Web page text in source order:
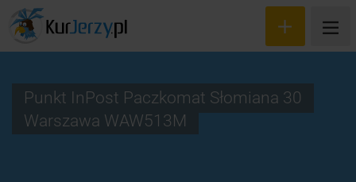
Punkt InPost Paczkomat Słomiana 30
Warszawa WAW513M